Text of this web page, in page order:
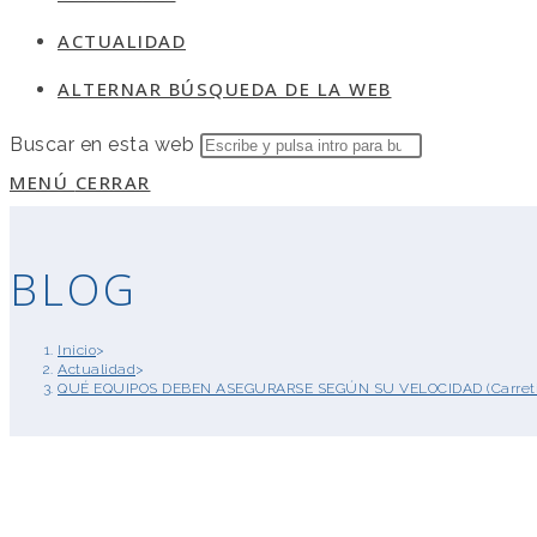
ACTUALIDAD
ALTERNAR BÚSQUEDA DE LA WEB
Buscar en esta web
MENÚ CERRAR
BLOG
Inicio>
Actualidad>
QUÉ EQUIPOS DEBEN ASEGURARSE SEGÚN SU VELOCIDAD